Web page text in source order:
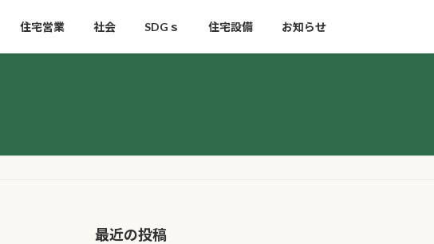
住宅営業 社会 SDGｓ 住宅設備 お知らせ
最近の投稿